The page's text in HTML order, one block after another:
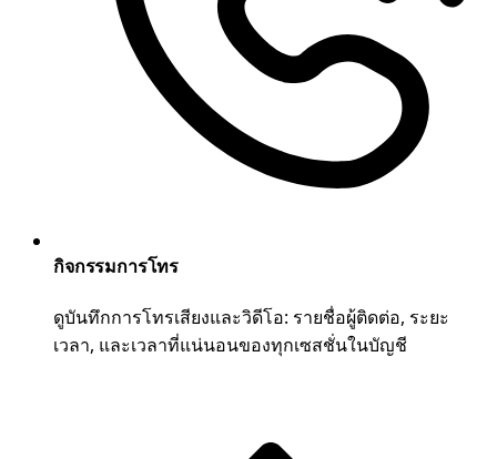
กิจกรรมการโทร
ดูบันทึกการโทรเสียงและวิดีโอ: รายชื่อผู้ติดต่อ, ระยะ
เวลา, และเวลาที่แน่นอนของทุกเซสชั่นในบัญชี